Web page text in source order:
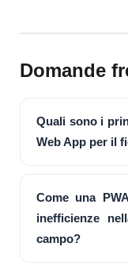
Domande
Quali sono i
Web App per il
Come una
inefficienze
campo?